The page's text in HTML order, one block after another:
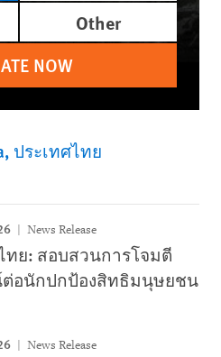
Other
NOW
ประเทศไทย
News Release
ทย: สอบสวนการโจมตี
อนักปกป้องสิทธิมนุษยชน
News Release